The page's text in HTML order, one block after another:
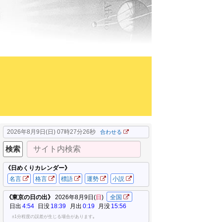
2026年8月9日(日) 07時27分27秒 合わせる